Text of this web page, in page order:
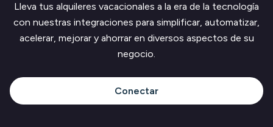
Lleva tus alquileres vacacionales a la era de la tecnología
con nuestras integraciones para simplificar, automatizar,
acelerar, mejorar y ahorrar en diversos aspectos de su
negocio.
Conectar